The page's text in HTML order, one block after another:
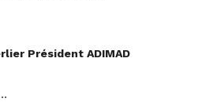
Président ADIMAD